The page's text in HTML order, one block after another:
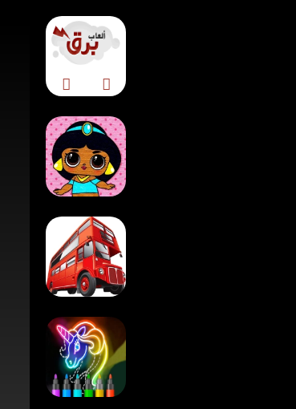
لعبة بازل الأميرة
بوبسي للأطفال
لعبة باص كرتوني
تركيب الصور